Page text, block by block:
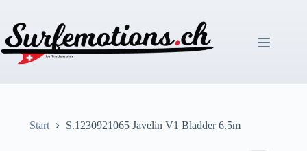
springen
Start S.1230921065 Javelin V1 Bladder 6.5m